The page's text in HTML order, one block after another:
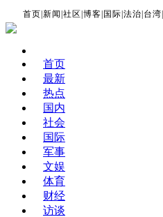
首页 |新闻 |社区 |博客 国际 |法治 台湾
首页
最新
热点
国内
社会
国际
军事
文娱
体育
财经
访谈